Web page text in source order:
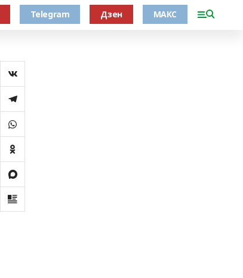
Telegram Дзен МАКС